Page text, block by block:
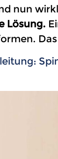
nun
Lösung.